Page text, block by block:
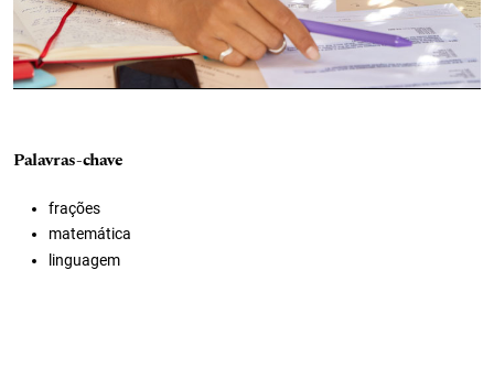
Palavras-chave
frações
matemática
linguagem